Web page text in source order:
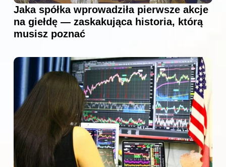
Jaka spółka wprowadziła pierwsze akcje
na giełdę — zaskakująca historia, którą
musisz poznać